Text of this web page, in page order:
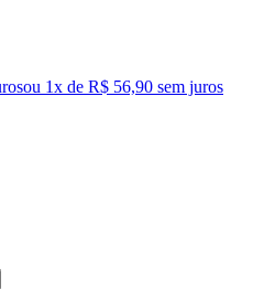
ou 1x de R$ 56,90 sem juros